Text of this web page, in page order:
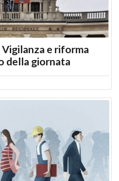
e riforma
della giornata